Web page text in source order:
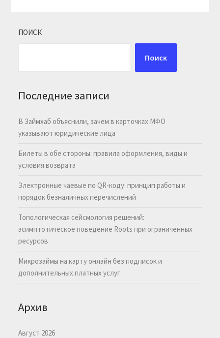
ПОИСК
Поиск
Последние записи
В Займхаб объяснили, зачем в карточках МФО
указывают юридические лица
Билеты в обе стороны: правила оформления, виды и
условия возврата
Электронные чаевые по QR-коду: принцип работы и
порядок безналичных перечислений
Топологическая сейсмология решений:
асимптотическое поведение Roots при ограниченных
ресурсов
Микрозаймы на карту онлайн без подписок и
дополнительных платных услуг
Архив
Август 2026